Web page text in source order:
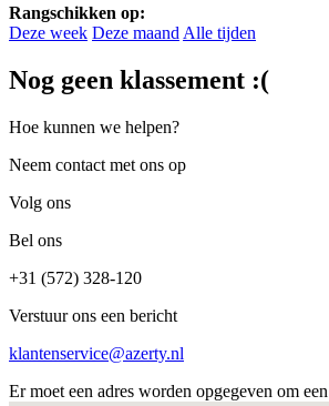
Rangschikken op:
Deze week Deze maand Alle tijden
Nog geen klassement :(
Hoe kunnen we helpen?
Neem contact met ons op
Volg ons
Bel ons
+31 (572) 328-120
Verstuur ons een bericht
klantenservice@azerty.nl
Er moet een adres worden opgegeven om